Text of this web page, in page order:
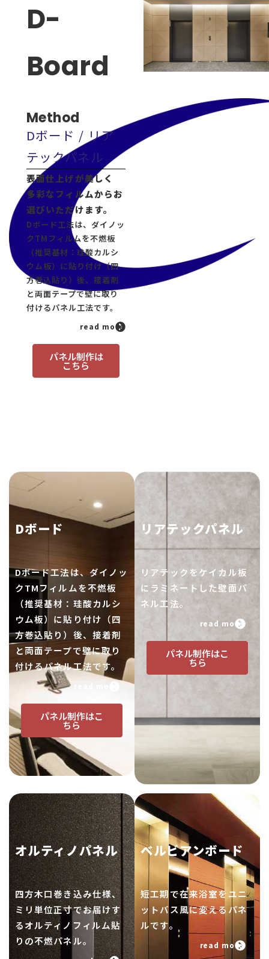
D-
Board
Method
Dボード / リア
テックパネル
表面仕上げが美しく
多彩なフィルムからお
選びいただけます。
Dボード工法は、ダイノッ
クTMフィルムを不燃板
（推奨基材：珪酸カルシ
ウム板）に貼り付け（四
方巻込貼り）後、接着剤
と両面テープで壁に取り
付けるパネル工法です。
read more
パネル制作は
こちら
Dボード
Dボード工法は、ダイノッ
クTMフィルムを不燃板
（推奨基材：珪酸カルシ
ウム板）に貼り付け（四
方巻込貼り）後、接着剤
と両面テープで壁に取り
付けるパネル工法です。
パネル制作はこ
ちら
リアテックパネル
リアテックをケイカル板
にラミネートした壁面パ
ネル工法。
read more
パネル制作はこ
ちら
オルティノパネル
四方木口巻き込み仕様、
ミリ単位正寸でお届けす
るオルティノフィルム貼
りの不燃パネル。
ベルビアンボード
短工期で在来浴室をユニ
ットバス風に変えるパネ
ルです。
read more